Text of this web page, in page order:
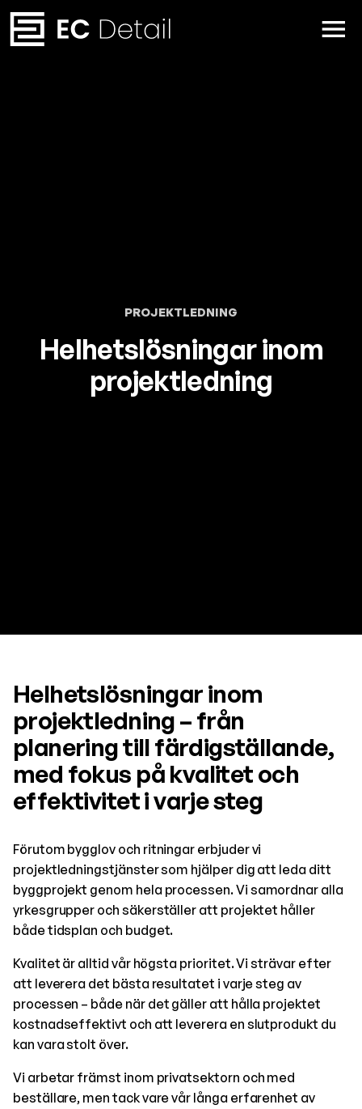
PROJEKTLEDNING
Helhetslösningar inom
projektledning
Helhetslösningar inom
projektledning – från
planering till färdigställande,
med fokus på kvalitet och
effektivitet i varje steg
Förutom bygglov och ritningar erbjuder vi
projektledningstjänster som hjälper dig att leda ditt
byggprojekt genom hela processen. Vi samordnar alla
yrkesgrupper och säkerställer att projektet håller
både tidsplan och budget.
Kvalitet är alltid vår högsta prioritet. Vi strävar efter
att leverera det bästa resultatet i varje steg av
processen – både när det gäller att hålla projektet
kostnadseffektivt och att leverera en slutprodukt du
kan vara stolt över.
Vi arbetar främst inom privatsektorn och med
beställare, men tack vare vår långa erfarenhet av